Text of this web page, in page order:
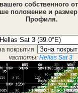
собственного
положение и размер
Профиля.
покрытия
частоты: Hellas Sat 3